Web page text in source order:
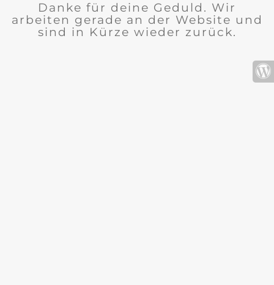
Danke für deine Geduld. Wir
arbeiten gerade an der Website und
sind in Kürze wieder zurück.